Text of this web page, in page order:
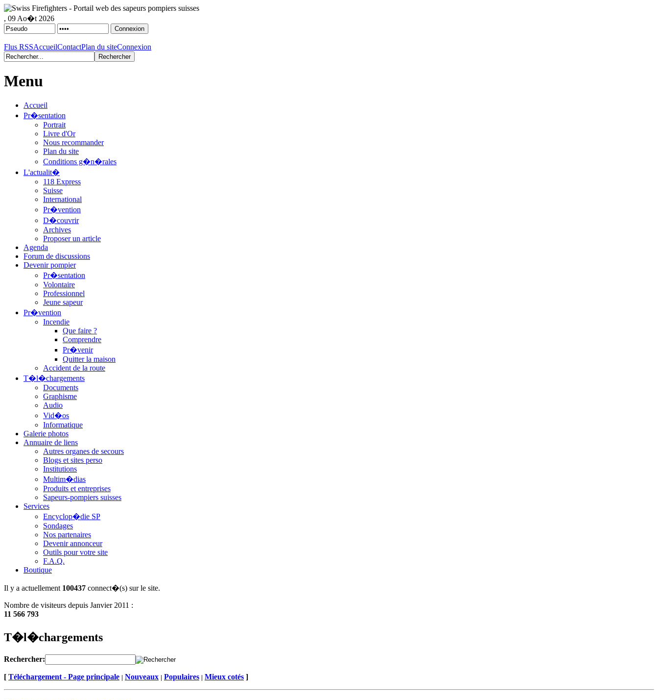
, 09 Ao�t 2026
Flus RSSAccueilContactPlan du siteConnexion
Menu
Accueil
Pr�sentation
Portrait
Livre d'Or
Nous recommander
Plan du site
Conditions g�n�rales
L'actualit�
118 Express
Suisse
International
Pr�vention
D�couvrir
Archives
Proposer un article
Agenda
Forum de discussions
Devenir pompier
Pr�sentation
Volontaire
Professionnel
Jeune sapeur
Pr�vention
Incendie
Que faire ?
Comprendre
Pr�venir
Quitter la maison
Accident de la route
T�l�chargements
Documents
Graphisme
Audio
Vid�os
Informatique
Galerie photos
Annuaire de liens
Autres organes de secours
Blogs et sites perso
Institutions
Multim�dias
Produits et entreprises
Sapeurs-pompiers suisses
Services
Encyclop�die SP
Sondages
Nos partenaires
Devenir annonceur
Outils pour votre site
F.A.Q.
Boutique
Il y a actuellement 100437 connect�(s) sur le site.
Nombre de visiteurs depuis Janvier 2011 :
11 566 793
T�l�chargements
Rechercher:
[ Téléchargement - Page principale | Nouveaux | Populaires | Mieux cotés ]